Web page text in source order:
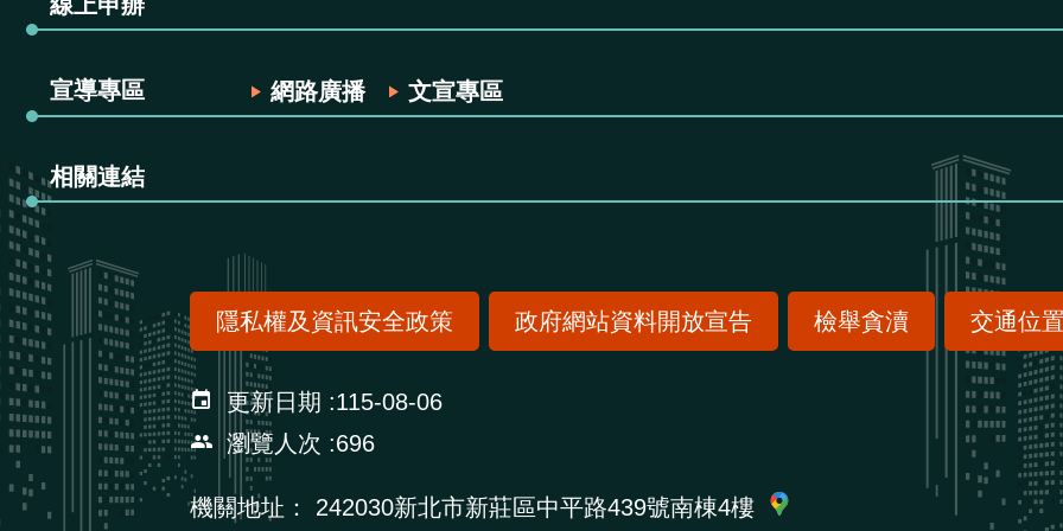
宣導專區 網路廣播 文宣專區
相關連結
隱私權及資訊安全政策 政府網站資料開放宣告 檢舉貪瀆 交通位
更新日期
115-08-06
瀏覽人次
696
機關地址： 242030新北市新莊區中平路439號南棟4樓